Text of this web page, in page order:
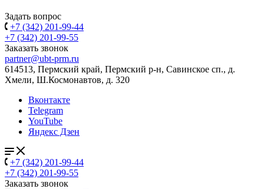
Задать вопрос
+7 (342) 201-99-44
+7 (342) 201-99-55
Заказать звонок
partner@ubt-prm.ru
614513, Пермский край, Пермский р-н, Савинское сп., д.
Хмели, Ш.Космонавтов, д. 320
Вконтакте
Telegram
YouTube
Яндекс Дзен
+7 (342) 201-99-44
+7 (342) 201-99-55
Заказать звонок